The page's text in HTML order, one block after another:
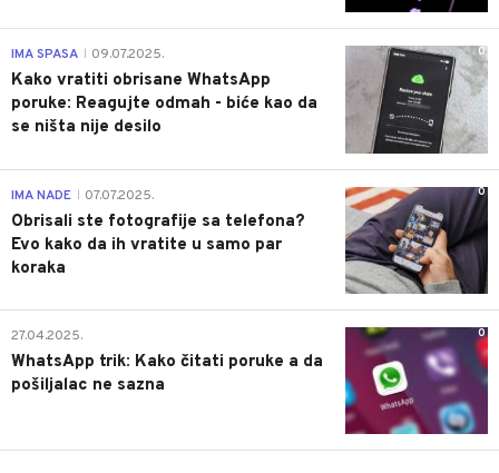
0
IMA SPASA 09.07.2025.
Kako vratiti obrisane WhatsApp
poruke: Reagujte odmah - biće kao da
se ništa nije desilo
0
IMA NADE 07.07.2025.
Obrisali ste fotografije sa telefona?
Evo kako da ih vratite u samo par
koraka
0
27.04.2025.
WhatsApp trik: Kako čitati poruke a da
pošiljalac ne sazna